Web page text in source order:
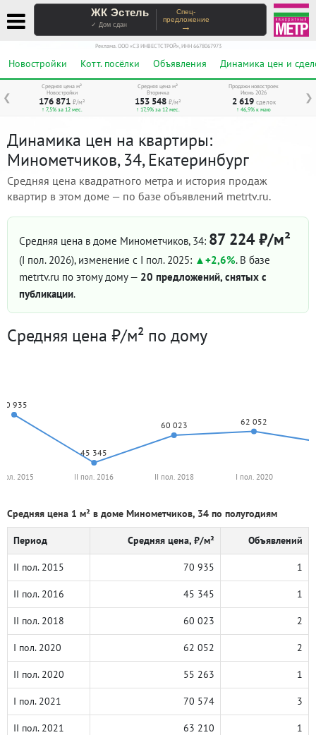
ЖК Эстель
✓ Дом сдан
Спец-
предложение
→
Реклама. ООО «СЗ ИНВЕСТСТРОЙ», ИНН 6678067973
Новостройки Котт. посёлки Объявления Динамика цен и
❮ ❯
Средняя цена м²
Новостройки
176 871 ₽/м²
↑ 7,5% за 12 мес.
Средняя цена м²
Вторичка
153 548 ₽/м²
↑ 17,9% за 12 мес.
Продажи новостроек
Июнь 2026
2 619 сделок
↑ 46,9% к маю
Динамика цен на квартиры:
Минометчиков, 34, Екатеринбург
Средняя цена квадратного метра и история продаж
квартир в этом доме — по базе объявлений metrtv.ru.
Средняя цена в доме Минометчиков, 34: 87 224 ₽/м²
(I пол. 2026), изменение с I пол. 2025: +2,6%. В базе
metrtv.ru по этому дому — 20 предложений, снятых с
публикации.
Средняя цена ₽/м² по дому
70 935
45 345
60 023 62 052
2015 II пол. 2016 II пол. 2018 I пол. 2020
Средняя цена 1 м² в доме Минометчиков, 34 по полугодиям
Период Средняя цена, ₽/м² Объявлений
II пол. 2015 70 935 1
II пол. 2016 45 345 1
II пол. 2018 60 023 2
I пол. 2020 62 052 2
II пол. 2020 55 263 1
I пол. 2021 70 574 3
II пол. 2021 63 210 1